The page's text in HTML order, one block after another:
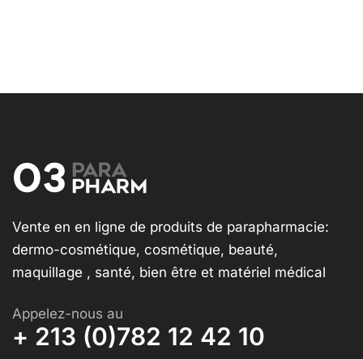
Vente en en ligne de produits de parapharmacie:
dermo-cosmétique, cosmétique, beauté,
maquillage , santé, bien être et matériel médical
Appelez-nous au
+ 213 (0)782 12 42 10